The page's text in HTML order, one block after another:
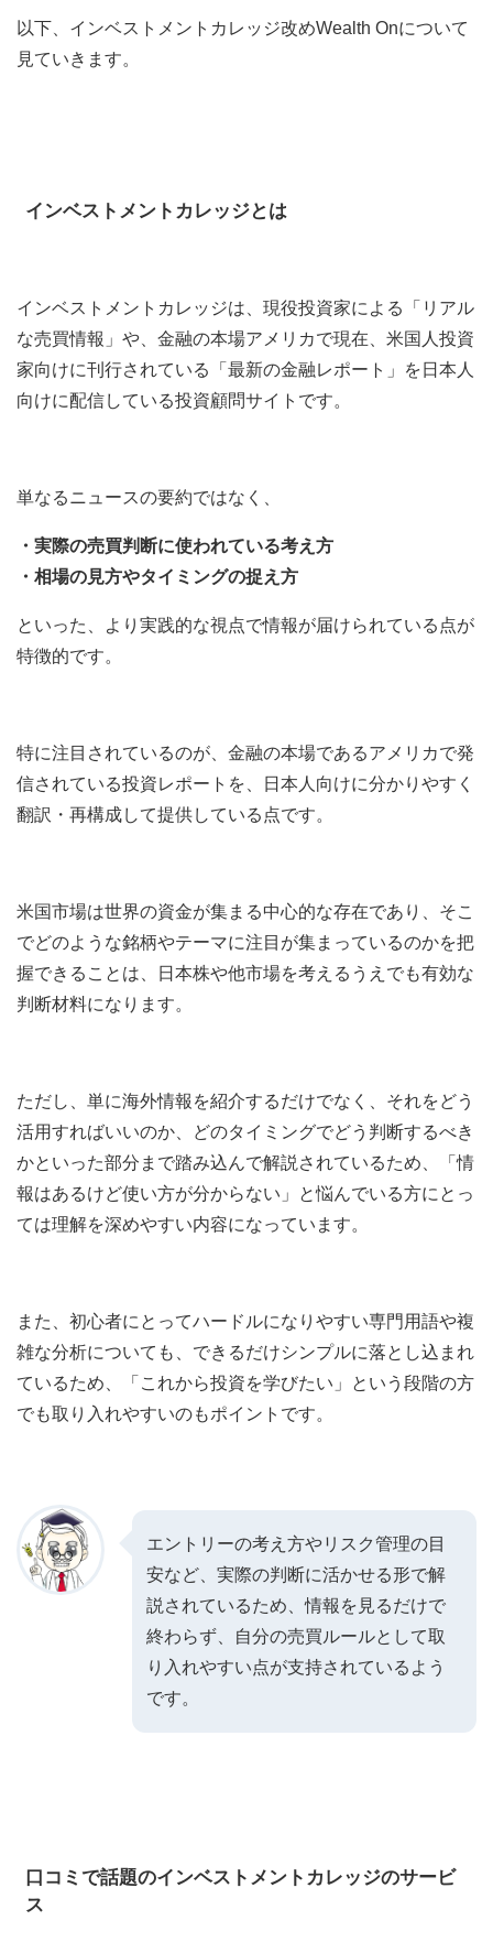
以下、インベストメントカレッジ改めWealth Onについて
見ていきます。
インベストメントカレッジとは
インベストメントカレッジは、現役投資家による「リアル
な売買情報」や、金融の本場アメリカで現在、米国人投資
家向けに刊行されている「最新の金融レポート」を日本人
向けに配信している投資顧問サイトです。
単なるニュースの要約ではなく、
・実際の売買判断に使われている考え方
・相場の見方やタイミングの捉え方
といった、より実践的な視点で情報が届けられている点が
特徴的です。
特に注目されているのが、金融の本場であるアメリカで発
信されている投資レポートを、日本人向けに分かりやすく
翻訳・再構成して提供している点です。
米国市場は世界の資金が集まる中心的な存在であり、そこ
でどのような銘柄やテーマに注目が集まっているのかを把
握できることは、日本株や他市場を考えるうえでも有効な
判断材料になります。
ただし、単に海外情報を紹介するだけでなく、それをどう
活用すればいいのか、どのタイミングでどう判断するべき
かといった部分まで踏み込んで解説されているため、「情
報はあるけど使い方が分からない」と悩んでいる方にとっ
ては理解を深めやすい内容になっています。
また、初心者にとってハードルになりやすい専門用語や複
雑な分析についても、できるだけシンプルに落とし込まれ
ているため、「これから投資を学びたい」という段階の方
でも取り入れやすいのもポイントです。
エントリーの考え方やリスク管理の目
安など、実際の判断に活かせる形で解
説されているため、情報を見るだけで
終わらず、自分の売買ルールとして取
り入れやすい点が支持されているよう
です。
口コミで話題のインベストメントカレッジのサービ
ス